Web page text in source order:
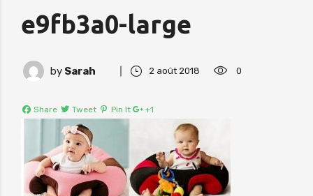
e9fb3a0-large
by Sarah 2 août 2018 0
Share Tweet Pin It +1